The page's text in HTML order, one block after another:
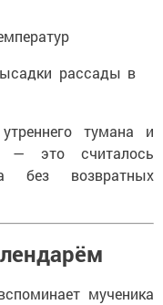
рассады в
тумана и
— это считалось
без возвратных
мученика